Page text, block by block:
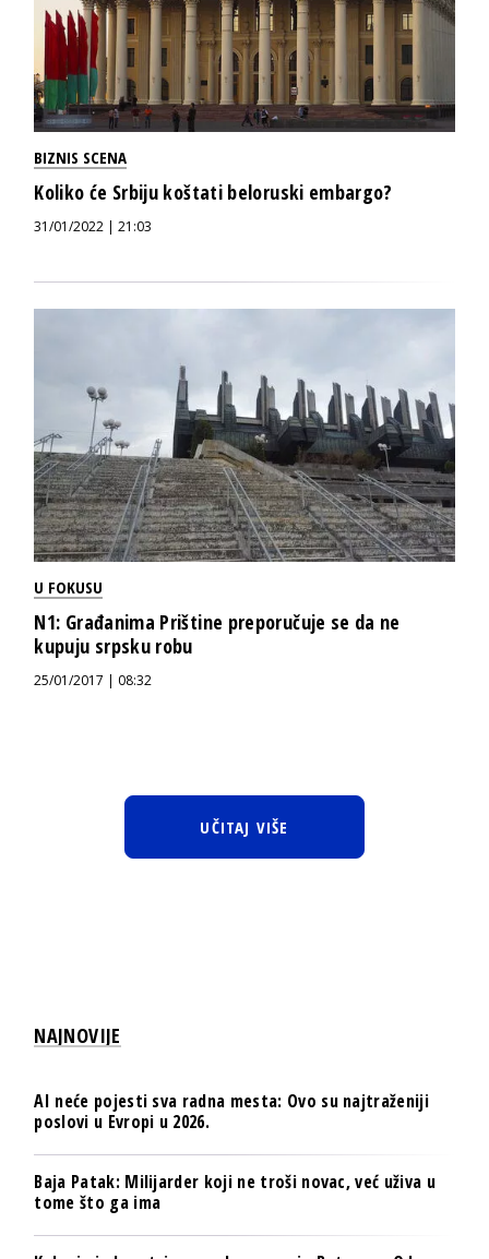
BIZNIS SCENA
Koliko će Srbiju koštati beloruski embargo?
31/01/2022 | 21:03
U FOKUSU
N1: Građanima Prištine preporučuje se da ne
kupuju srpsku robu
25/01/2017 | 08:32
UČITAJ VIŠE
NAJNOVIJE
AI neće pojesti sva radna mesta: Ovo su najtraženiji
poslovi u Evropi u 2026.
Baja Patak: Milijarder koji ne troši novac, već uživa u
tome što ga ima